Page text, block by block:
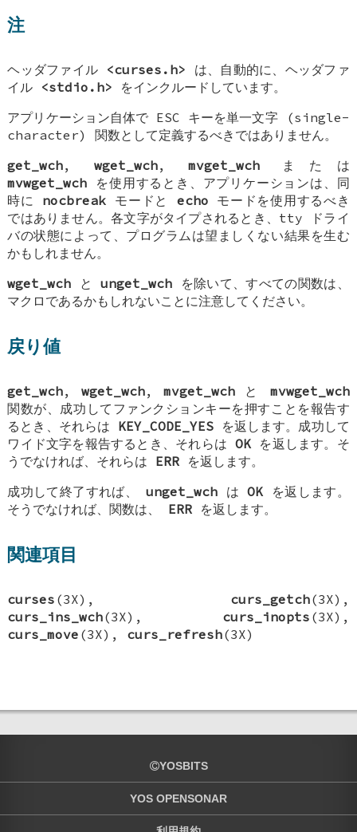
注
ヘッダファイル <curses.h> は、自動的に、ヘッダファ
イル <stdio.h> をインクルードしています。
アプリケーション自体で ESC キーを単一文字 (single-
character) 関数として定義するべきではありません。
get_wch, wget_wch, mvget_wchまたは
mvwget_wch を使用するとき、アプリケーションは、同
時に nocbreak モードと echo モードを使用するべき
ではありません。各文字がタイプされるとき、tty ドライ
バの状態によって、プログラムは望ましくない結果を生む
かもしれません。
wget_wch とunget_wch を除いて、すべての関数は、
マクロであるかもしれないことに注意してください。
戻り値
get_wch, wget_wch, mvget_wchと mvwget_wch
関数が、成功してファンクションキーを押すことを報告す
るとき、それらは KEY_CODE_YESを返します。成功して
ワイド文字を報告するとき、それらはOK を返します。そ
うでなければ、それらは ERR を返します。
成功して終了すれば、unget_wch はOK を返します。
そうでなければ、関数は、 ERR を返します。
関連項目
curses (3X), curs_getch(3X),
curs_ins_wch(3X), curs_inopts (3X),
curs_move (3X), curs_refresh(3X)
YOSBITS
YOS OPENSONAR